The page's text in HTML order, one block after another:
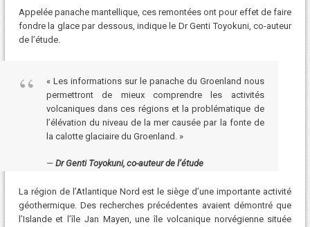
Appelée panache mantellique, ces remontées ont pour effet de faire
fondre la glace par dessous, indique le Dr Genti Toyokuni, co-auteur
de l’étude.
« Les informations sur le panache du Groenland nous
permettront de mieux comprendre les activités
volcaniques dans ces régions et la problématique de
l’élévation du niveau de la mer causée par la fonte de
la calotte glaciaire du Groenland. »
Dr Genti Toyokuni, co-auteur de l’étude
La région de l’Atlantique Nord est le siège d’une importante activité
géothermique. Des recherches précédentes avaient démontré que
l’Islande et l’île Jan Mayen, une île volcanique norvégienne située